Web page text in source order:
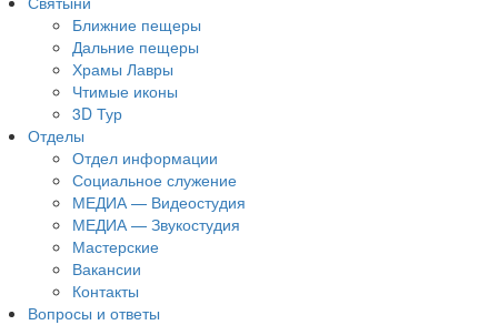
Ближние пещеры
Дальние пещеры
Храмы Лавры
Чтимые иконы
3D Тур
Отделы
Отдел информации
Социальное служение
МЕДИА — Видеостудия
МЕДИА — Звукостудия
Мастерские
Вакансии
Контакты
Вопросы и ответы